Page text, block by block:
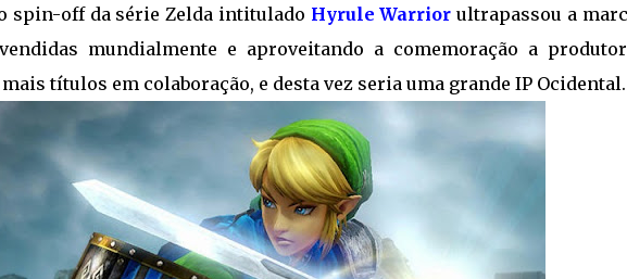
spin-off da série Zelda intitulado Hyrule Warrior ultrapassou a
mundialmente e aproveitando a comemoração a
títulos em colaboração, e desta vez seria uma grande IP Ocidental.